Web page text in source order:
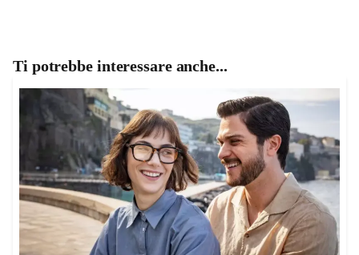
Ti potrebbe interessare anche...